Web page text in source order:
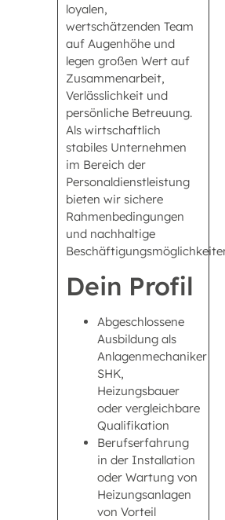
loyalen,
wertschätzenden Team
auf Augenhöhe und
legen großen Wert auf
Zusammenarbeit,
Verlässlichkeit und
persönliche Betreuung.
Als wirtschaftlich
stabiles Unternehmen
im Bereich der
Personaldienstleistung
bieten wir sichere
Rahmenbedingungen
und nachhaltige
Dein Profil
Abgeschlossene
Ausbildung als
Anlagenmechaniker
SHK,
Heizungsbauer
oder vergleichbare
Qualifikation
Berufserfahrung
in der Installation
oder Wartung von
Heizungsanlagen
von Vorteil